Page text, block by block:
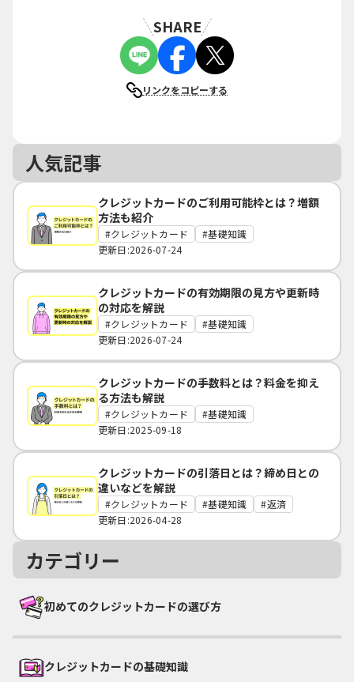
SHARE
リンクをコピーする
人気記事
クレジットカードのご利用可能枠とは？増額
方法も紹介
クレジットカード
基礎知識
更新日:2026-07-24
クレジットカードの有効期限の見方や更新時
の対応を解説
クレジットカード
基礎知識
更新日:2026-07-24
クレジットカードの手数料とは？料金を抑え
る方法も解説
クレジットカード
基礎知識
更新日:2025-09-18
クレジットカードの引落日とは？締め日との
違いなどを解説
クレジットカード 基礎知識
返済
更新日:2026-04-28
カテゴリー
初めてのクレジットカードの選び方
クレジットカードの基礎知識